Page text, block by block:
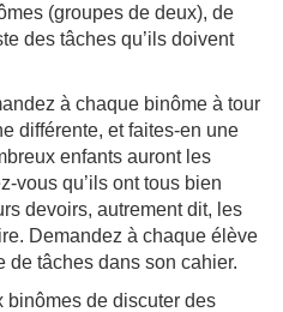
(groupes de deux), de
des tâches qu’ils doivent
à chaque binôme à tour
différente, et faites-en une
enfants auront les
vous qu’ils ont tous bien
devoirs, autrement dit, les
Demandez à chaque élève
de tâches dans son cahier.
binômes de discuter des